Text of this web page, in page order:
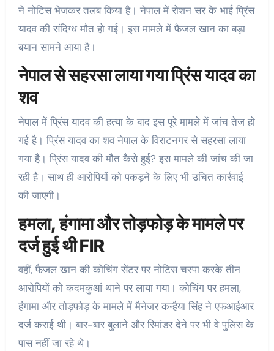
ने नोटिस भेजकर तलब किया है। नेपाल में रोशन सर के भाई प्रिंस
यादव की संदिग्ध मौत हो गई। इस मामले में फैजल खान का बड़ा
बयान सामने आया है।
नेपाल से सहरसा लाया गया प्रिंस यादव का
शव
नेपाल में प्रिंस यादव की हत्या के बाद इस पूरे मामले में जांच तेज हो
गई है। प्रिंस यादव का शव नेपाल के विराटनगर से सहरसा लाया
गया है। प्रिंस यादव की मौत कैसे हुई? इस मामले की जांच की जा
रही है। साथ ही आरोपियों को पकड़ने के लिए भी उचित कार्रवाई
की जाएगी।
हमला, हंगामा और तोड़फोड़ के मामले पर
दर्ज हुई थी FIR
वहीं, फैजल खान की कोचिंग सेंटर पर नोटिस चस्पा करके तीन
आरोपियों को कदमकुआं थाने पर लाया गया। कोचिंग पर हमला,
हंगामा और तोड़फोड़ के मामले में मैनेजर कन्हैया सिंह ने एफआईआर
दर्ज कराई थी। बार-बार बुलाने और रिमांडर देने पर भी वे पुलिस के
पास नहीं जा रहे थे।